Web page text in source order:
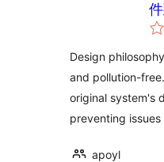
Design
and pollution-
original system's
preventing
apoyl